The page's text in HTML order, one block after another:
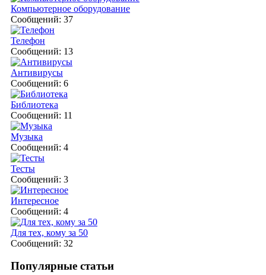
Компьютерное оборудование
Сообщений: 37
Телефон
Сообщений: 13
Антивирусы
Сообщений: 6
Библиотека
Сообщений: 11
Музыка
Сообщений: 4
Тесты
Сообщений: 3
Интересное
Сообщений: 4
Для тех, кому за 50
Сообщений: 32
Популярные статьи